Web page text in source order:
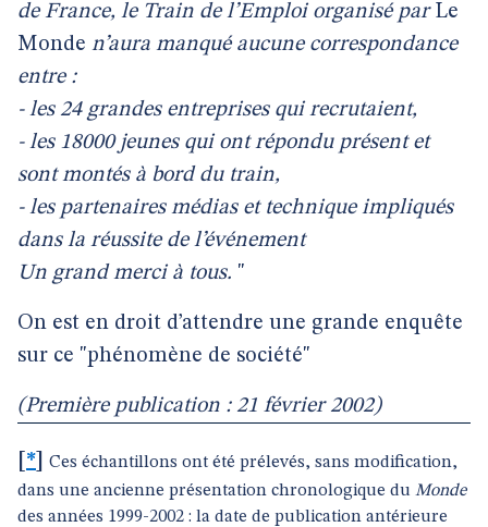
de France, le Train de l’Emploi organisé parLe
Monde n’aura manqué aucune correspondance
entre :
- les 24 grandes entreprises qui recrutaient,
- les 18000 jeunes qui ont répondu présent et
sont montés à bord du train,
- les partenaires médias et technique impliqués
dans la réussite de l’événement
Un grand merci à tous. "
On est en droit d’attendre une grande enquête
sur ce "phénomène de société"
(Première publication : 21 février 2002)
*
Ces échantillons ont été prélevés, sans modification,
dans une ancienne présentation chronologique du Monde
des années 1999-2002 : la date de publication antérieure